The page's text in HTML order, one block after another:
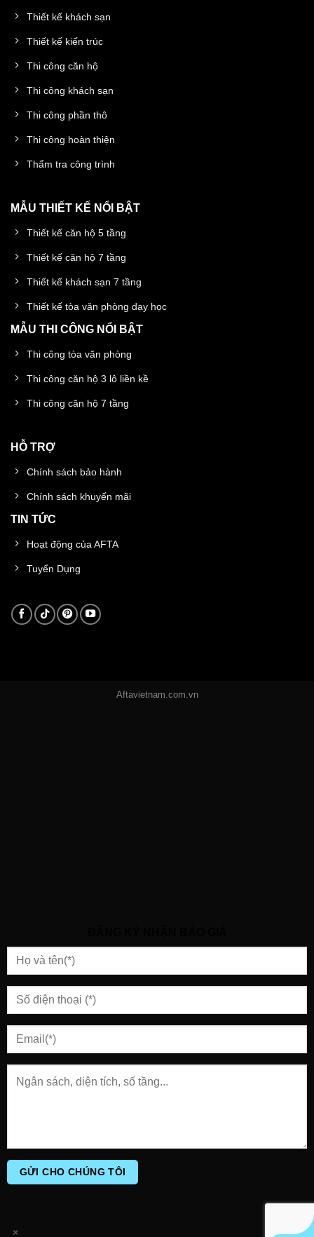
Thiết kế khách sạn
Thiết kế kiến trúc
Thi công căn hộ
Thi công khách sạn
Thi công phần thô
Thi công hoàn thiện
Thẩm tra công trình
MẪU THIẾT KẾ NỔI BẬT
Thiết kế căn hộ 5 tầng
Thiết kế căn hộ 7 tầng
Thiết kế khách sạn 7 tầng
Thiết kế tòa văn phòng dạy học
MẪU THI CÔNG NỔI BẬT
Thi công tòa văn phòng
Thi công căn hộ 3 lô liền kề
Thi công căn hộ 7 tầng
HỖ TRỢ
Chính sách bảo hành
Chính sách khuyến mãi
TIN TỨC
Hoạt động của AFTA
Tuyển Dụng
Aftavietnam.com.vn
×